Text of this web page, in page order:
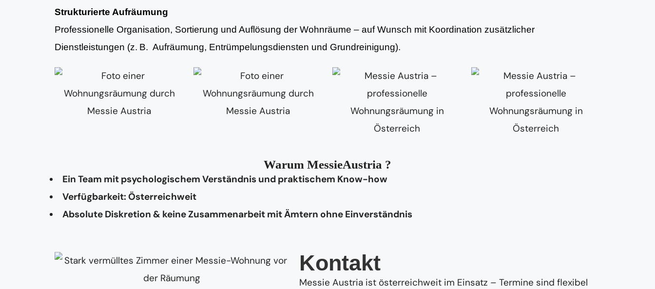
Strukturierte Aufräumung
Professionelle Organisation, Sortierung und Auflösung der Wohnräume – auf Wunsch mit Koordination zusätzlicher
Dienstleistungen (z. B. Aufräumung, Entrümpelungsdiensten und Grundreinigung).
Warum MessieAustria ?
Ein Team mit psychologischem Verständnis und praktischem Know-how
Verfügbarkeit: Österreichweit
Absolute Diskretion & keine Zusammenarbeit mit Ämtern ohne Einverständnis
Kontakt
Messie Austria ist österreichweit im Einsatz – Termine sind flexibel